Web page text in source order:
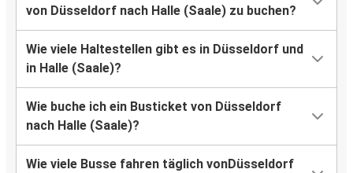
von Düsseldorf nach Halle (Saale) zu buchen?
Wie viele Haltestellen gibt es in Düsseldorf und
in Halle (Saale)?
Wie buche ich ein Busticket von Düsseldorf
nach Halle (Saale)?
Wie viele Busse fahren täglich vonDüsseldorf